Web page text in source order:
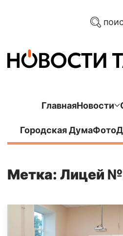
ГлавнаяНовости
Городская ДумаФото
Метка: Лицей